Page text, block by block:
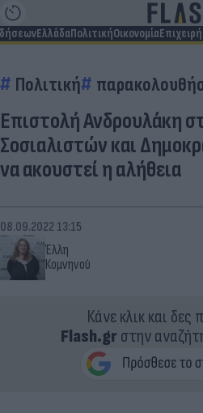
ΕλλάδαΠολιτικήΟικονομία
Πολιτική
Επιστολή Ανδρουλάκη
Σοσιαλιστών και
να ακουστεί η αλήθεια
Έλλη
Κομνηνού
08.09.2022 13:15
Κάνε κλικ και δες
Flash.grστην